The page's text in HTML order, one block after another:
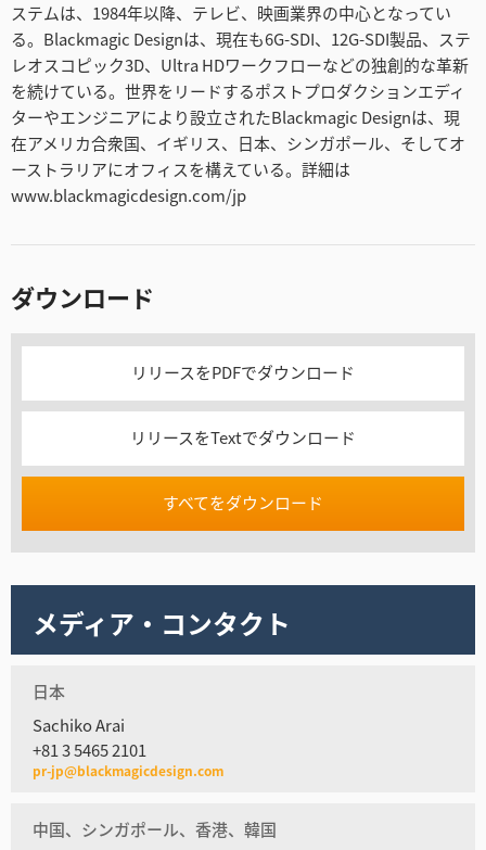
ステムは、1984年以降、テレビ、映画業界の中心となってい
る。Blackmagic Designは、現在も6G-SDI、12G-SDI製品、ステ
レオスコピック3D、Ultra HDワークフローなどの独創的な革新
を続けている。世界をリードするポストプロダクションエディ
ターやエンジニアにより設立されたBlackmagic Designは、現
在アメリカ合衆国、イギリス、日本、シンガポール、そしてオ
ーストラリアにオフィスを構えている。詳細は
www.blackmagicdesign.com/jp
ダウンロード
リリースをPDFでダウンロード
リリースをTextでダウンロード
すべてをダウンロード
メディア・コンタクト
日本
Sachiko Arai
+81 3 5465 2101
pr-jp@blackmagicdesign.com
中国、シンガポール、香港、韓国